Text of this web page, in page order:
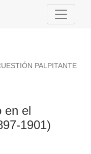
argentino (1897-
PALPITANTE
en el
1901)